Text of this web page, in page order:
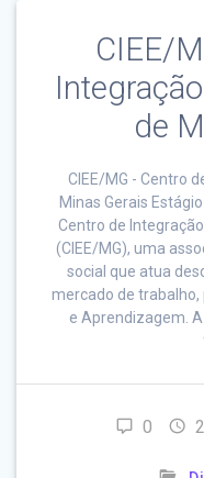
CIEE/
de
CIEE/MG - Centro
Minas Gerais
Centro de
(CIEE/MG), uma
social que atua
mercado de trabalho,
e Aprendizagem.
0